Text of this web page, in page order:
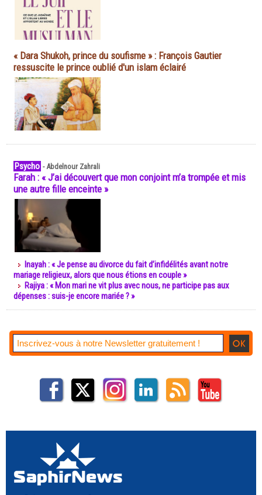
« Dara Shukoh, prince du soufisme » : François Gautier
ressuscite le prince oublié d'un islam éclairé
Psycho -Abdelnour Zahrali
Farah : « J’ai découvert que mon conjoint m’a trompée et mis
une autre fille enceinte »
Inayah : « Je pense au divorce du fait d’infidélités avant notre
mariage religieux, alors que nous étions en couple »
Rajiya : « Mon mari ne vit plus avec nous, ne participe pas aux
dépenses : suis-je encore mariée ? »